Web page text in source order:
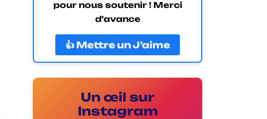
pour nous soutenir ! Merci
d'avance
👍 Mettre un J’aime
Un œil sur
Instagram